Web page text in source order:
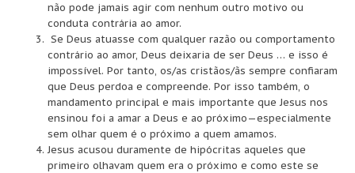
não pode jamais agir com nenhum outro motivo ou
conduta contrária ao amor.
Se Deus atuasse com qualquer razão ou comportamento
contrário ao amor, Deus deixaria de ser Deus … e isso é
impossível. Por tanto, os/as cristãos/ãs sempre confiaram
que Deus perdoa e compreende. Por isso também, o
mandamento principal e mais importante que Jesus nos
ensinou foi a amar a Deus e ao próximo—especialmente
sem olhar quem é o próximo a quem amamos.
Jesus acusou duramente de hipócritas aqueles que
primeiro olhavam quem era o próximo e como este se